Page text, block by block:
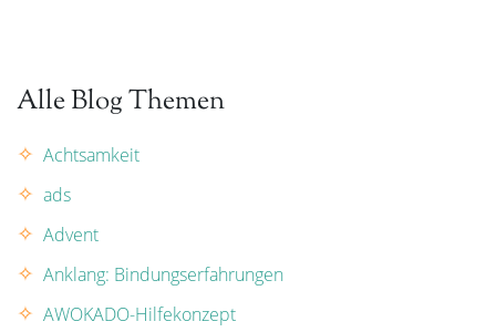
Alle Blog Themen
Achtsamkeit
ads
Advent
Anklang: Bindungserfahrungen
AWOKADO-Hilfekonzept